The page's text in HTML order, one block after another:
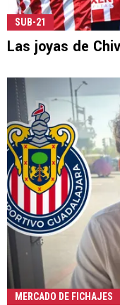
SUB-21
Las joyas de
MERCADO DE FICHAJES